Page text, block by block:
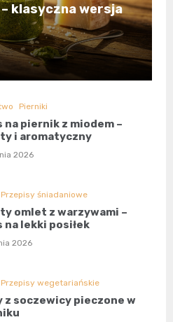
klasyczna wersja
Pierniki
na piernik z miodem –
i aromatyczny
2026
Przepisy śniadaniowe
omlet z warzywami –
na lekki posiłek
2026
Przepisy wegetariańskie
z soczewicy pieczone w